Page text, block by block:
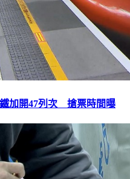
加開47列次 搶票時間曝